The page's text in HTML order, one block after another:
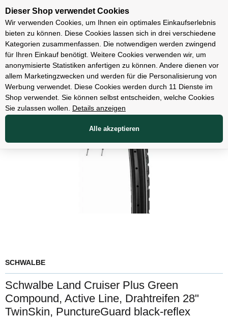
Unsere Filialen
Teile
SCHWALBE
Schwalbe Land Cruiser Plus Green
Compound, Active Line, Drahtreifen 28"
TwinSkin, PunctureGuard black-reflex
Dieser Shop verwendet Cookies
Wir verwenden Cookies, um Ihnen ein optimales Einkaufserlebnis
bieten zu können. Diese Cookies lassen sich in drei verschiedene
Kategorien zusammenfassen. Die notwendigen werden zwingend
für Ihren Einkauf benötigt. Weitere Cookies verwenden wir, um
anonymisierte Statistiken anfertigen zu können. Andere dienen vor
allem Marketingzwecken und werden für die Personalisierung von
Werbung verwendet. Diese Cookies werden durch 11 Dienste im
Shop verwendet. Sie können selbst entscheiden, welche Cookies
Sie zulassen wollen.
Details anzeigen
Alle akzeptieren